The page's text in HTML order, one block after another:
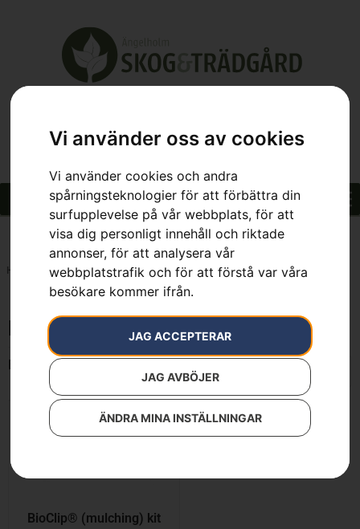
Vi använder oss av cookies
Vi använder cookies och andra
spårningsteknologier för att förbättra din
surfupplevelse på vår webbplats, för att
visa dig personligt innehåll och riktade
annonser, för att analysera vår
webbplatstrafik och för att förstå var våra
besökare kommer ifrån.
JAG ACCEPTERAR
JAG AVBÖJER
ÄNDRA MINA INSTÄLLNINGAR
Hem Passar LC 348V/VI (från 2016)
Passar LC 348V/VI (från 2016)
Endast ett sökresultat
BioClip® (mulching) kit